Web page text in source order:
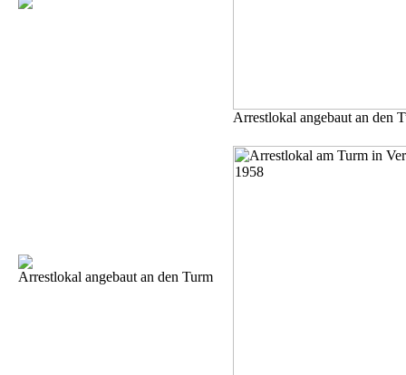
Arrestlokal angebaut an den
Arrestlokal angebaut an den Turm